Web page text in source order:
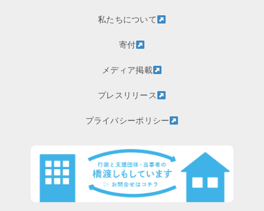
私たちについて
寄付
メディア掲載
プレスリリース
プライバシーポリシー